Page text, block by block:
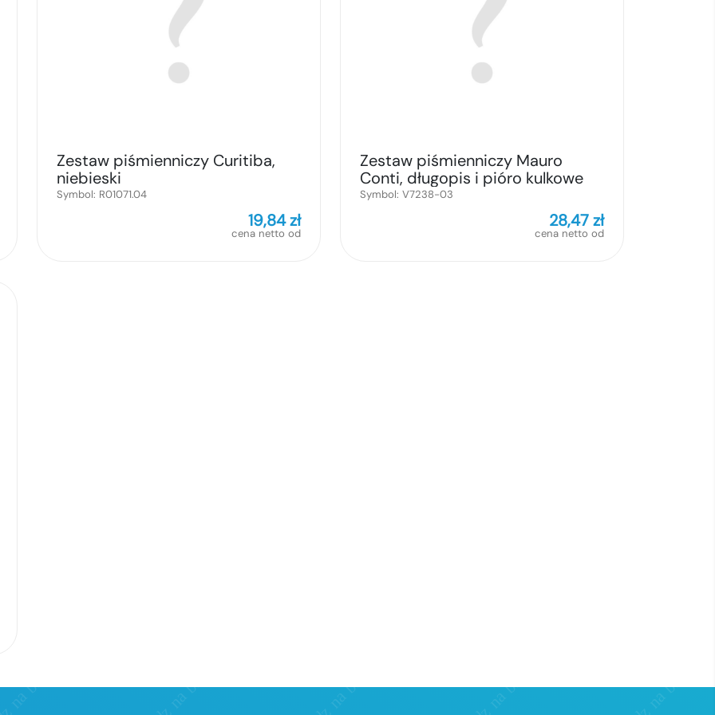
Zestaw piśmienniczy Curitiba,
niebieski
Symbol: R01071.04
19,84zł
cena netto od
Zestaw piśmienniczy Mauro
Conti, długopis i pióro kulkowe
Wirr
Symbol: V7238-03
28,47zł
cena netto od